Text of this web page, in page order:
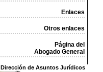
Enlaces
Otros enlaces
Página del
Abogado General
Dirección de Asuntos Jurídicos